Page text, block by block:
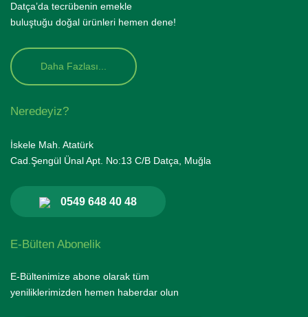
Datça’da tecrübenin emekle
buluştuğu doğal ürünleri hemen dene!
Daha Fazlası...
Neredeyiz?
İskele Mah. Atatürk
Cad.Şengül Ünal Apt. No:13 C/B Datça, Muğla
0549 648 40 48
E-Bülten Abonelik
E-Bültenimize abone olarak tüm
yeniliklerimizden hemen haberdar olun